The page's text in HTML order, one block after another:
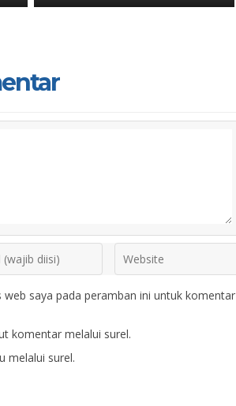
saya pada peramban ini untuk komentar
komentar melalui surel.
melalui surel.